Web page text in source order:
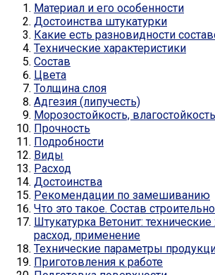
Материал и его особенности
Достоинства штукатурки
Какие есть разновидности
Технические характеристики
Состав
Цвета
Толщина слоя
Адгезия (липучесть)
Морозостойкость, влагостойкость
Прочность
Подробности
Виды
Расход
Достоинства
Рекомендации по замешиванию
Что это такое. Состав
Штукатурка Ветонит: технические
расход, применение
Технические параметры
Приготовления к работе